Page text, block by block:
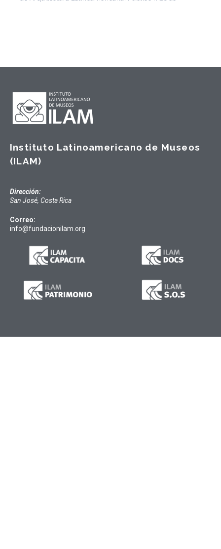
Instituto Latinoamericano de Museos
(ILAM)
Dirección:
San José, Costa Rica
Correo:
info@fundacionilam.org